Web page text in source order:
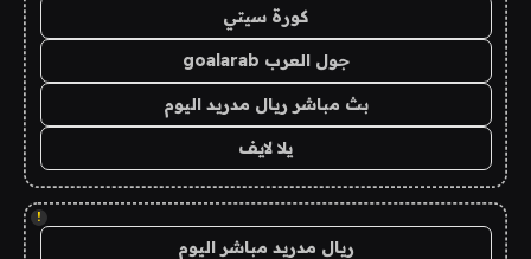
كورة سيتي
جول العرب goalarab
بث مباشر ريال مدريد اليوم
يلا لايف
!
ريال مدريد مباشر اليوم